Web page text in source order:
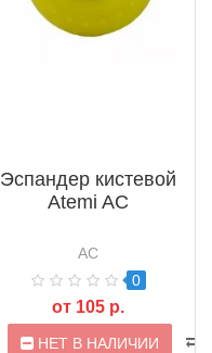
Эспандер кистевой
Atemi AC
AC
0
от 105 р.
НЕТ В НАЛИЧИИ